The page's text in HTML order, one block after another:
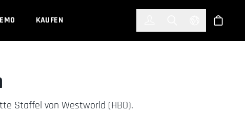
KAUFEN Select Shop
Staffel von Westworld (HBO).